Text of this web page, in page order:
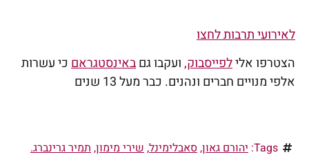
לאירועי תרבות לחצו
הצטרפו אלילפייסבוק,ועקבו גםבאינסטגראם כי עשרות
אלפי מנויים חברים ונהנים. כבר מעל 13 שנים
Tags: יהורם גאון,סאבלימינל, שירי מימון, תמיר גרינברג.